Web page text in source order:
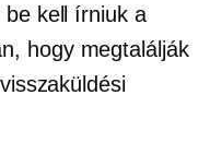
kell írniuk a
hogy megtalálják